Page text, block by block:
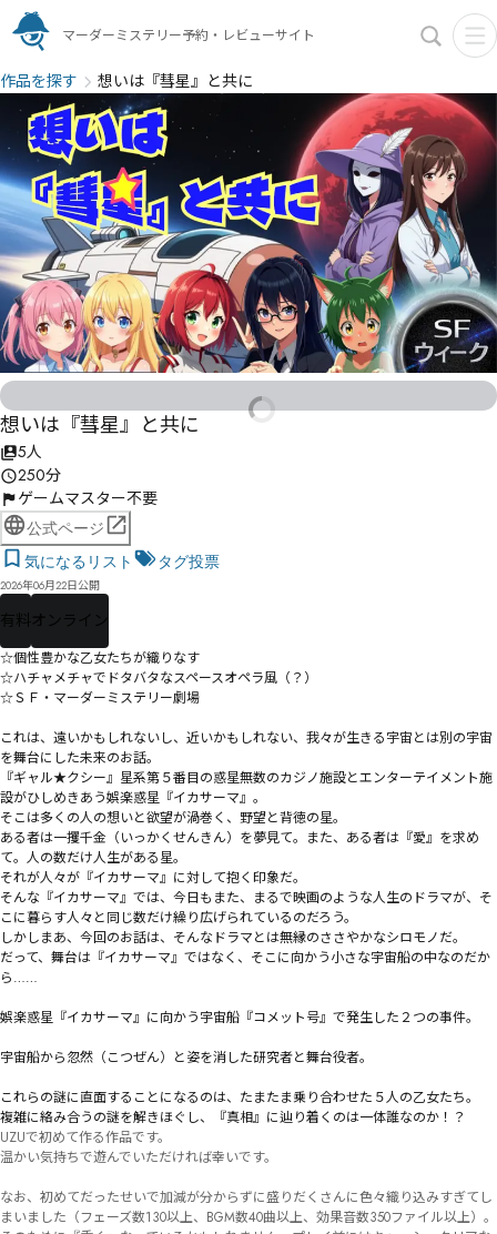
マーダーミステリー予約・レビューサイト
作品を探す 想いは『彗星』と共に
想いは『彗星』と共に
5人
250分
ゲームマスター不要
公式ページ
気になるリスト
タグ投票
2026年06月22日公開
有料 オンライン
☆個性豊かな乙女たちが織りなす
☆ハチャメチャでドタバタなスペースオペラ風（？）
☆ＳＦ・マーダーミステリー劇場
これは、遠いかもしれないし、近いかもしれない、我々が生きる宇宙とは別の宇宙
を舞台にした未来のお話。
『ギャル★クシー』星系第５番目の惑星――無数のカジノ施設とエンターテイメント施
設がひしめきあう娯楽惑星『イカサーマ』。
そこは多くの人の想いと欲望が渦巻く、野望と背徳の星。
ある者は一攫千金（いっかくせんきん）を夢見て。また、ある者は『愛』を求め
て。人の数だけ人生がある星。
それが人々が『イカサーマ』に対して抱く印象だ。
そんな『イカサーマ』では、今日もまた、まるで映画のような人生のドラマが、そ
こに暮らす人々と同じ数だけ繰り広げられているのだろう。
しかしまあ、今回のお話は、そんなドラマとは無縁のささやかなシロモノだ。
だって、舞台は『イカサーマ』ではなく、そこに向かう小さな宇宙船の中なのだか
ら……
娯楽惑星『イカサーマ』に向かう宇宙船『コメット号』で発生した２つの事件。
宇宙船から忽然（こつぜん）と姿を消した研究者と舞台役者。
これらの謎に直面することになるのは、たまたま乗り合わせた５人の乙女たち。
複雑に絡み合うの謎を解きほぐし、『真相』に辿り着くのは一体誰なのか！？
UZUで初めて作る作品です。
温かい気持ちで遊んでいただければ幸いです。
なお、初めてだったせいで加減が分からずに盛りだくさんに色々織り込みすぎてし
まいました（フェーズ数130以上、BGM数40曲以上、効果音数350ファイル以上）。